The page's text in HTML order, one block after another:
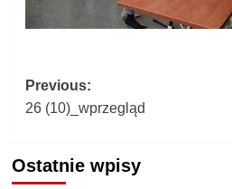
Post
navigation
Previous:
26 (10)_wprzegląd
Ostatnie wpisy